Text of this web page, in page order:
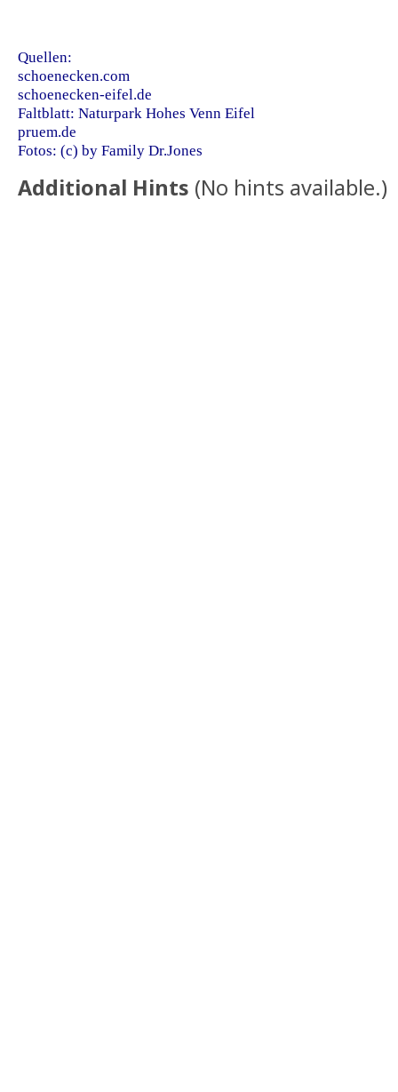
Quellen:
schoenecken.com
schoenecken-eifel.de
Faltblatt: Naturpark Hohes Venn Eifel
pruem.de
Fotos: (c) by Family Dr.Jones
Additional Hints (No hints available.)